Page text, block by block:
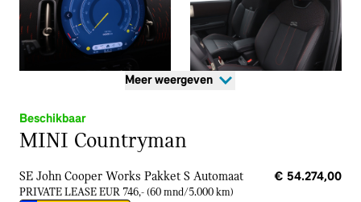
Meer weergeven
Beschikbaar
MINI Countryman
SE John Cooper Works Pakket S Automaat € 54.274,00
PRIVATE LEASE EUR 746,- (60 mnd/5.000 km)